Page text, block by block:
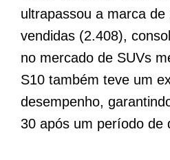
ultrapassou a marca de
vendidas (2.408),
no mercado de SUVs
S10 também teve um
desempenho,
30 após um período de